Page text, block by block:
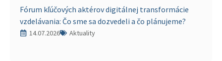
Fórum kľúčových aktérov digitálnej transformácie
vzdelávania: Čo sme sa dozvedeli a čo plánujeme?
14.07.2026 Aktuality